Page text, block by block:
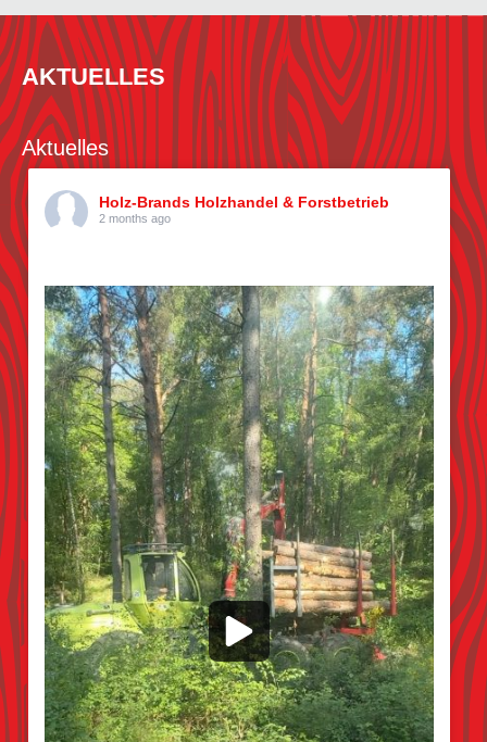
AKTUELLES
Aktuelles
Holz-Brands Holzhandel & Forstbetrieb
2 months ago